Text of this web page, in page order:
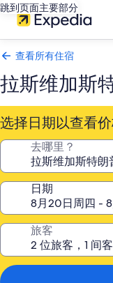
跳到页面主要部分
查看所有住宿
拉斯维加斯
选择日期以查看
去哪里？
日期
旅客